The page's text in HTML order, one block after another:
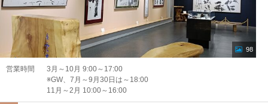
98
営業時間
3月～10月 9:00～17:00
※GW、7月～9月30日は～18:00
11月～2月 10:00～16:00